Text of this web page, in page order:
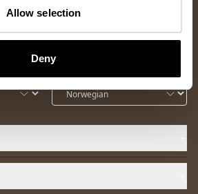
Allow selection
Deny